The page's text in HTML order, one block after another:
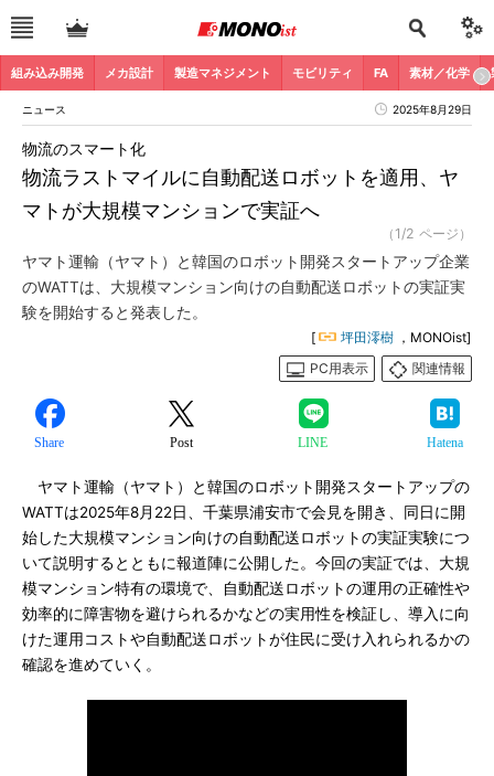
組み込み開発 メカ設計 製造マネジメント モビリティ FA 素材／化学
ニュース 2025年8月29日
物流ラストマイルに自動配送ロボットを適用、ヤ
マトが大規模マンションで実証へ
物流のスマート化
（1/2 ページ）
ヤマト運輸（ヤマト）と韓国のロボット開発スタートアップ企業
のWATTは、大規模マンション向けの自動配送ロボットの実証実
験を開始すると発表した。
[ 坪田澪樹 ，MONOist]
PC用表示
関連情報
Share Post LINE Hatena
ヤマト運輸（ヤマト）と韓国のロボット開発スタートアップの
WATTは2025年8月22日、千葉県浦安市で会見を開き、同日に開
始した大規模マンション向けの自動配送ロボットの実証実験につ
いて説明するとともに報道陣に公開した。今回の実証では、大規
模マンション特有の環境で、自動配送ロボットの運用の正確性や
効率的に障害物を避けられるかなどの実用性を検証し、導入に向
けた運用コストや自動配送ロボットが住民に受け入れられるかの
確認を進めていく。